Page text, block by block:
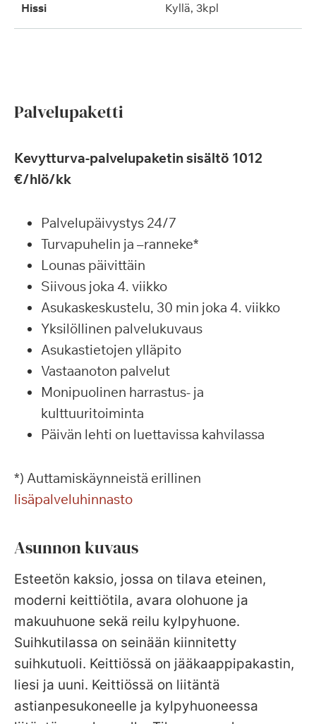
hissi kyllä, 3kpl
Palvelupaketti
Kevytturva-palvelupaketin sisältö 1012
€/hlö/kk
Palvelupäivystys 24/7
Turvapuhelin ja –ranneke*
Lounas päivittäin
Siivous joka 4. viikko
Asukaskeskustelu, 30 min joka 4. viikko
Yksilöllinen palvelukuvaus
Asukastietojen ylläpito
Vastaanoton palvelut
Monipuolinen harrastus- ja
kulttuuritoiminta
Päivän lehti on luettavissa kahvilassa
*) Auttamiskäynneistä erillinen
lisäpalveluhinnasto
Asunnon kuvaus
Esteetön kaksio, jossa on tilava eteinen,
moderni keittiötila, avara olohuone ja
makuuhuone sekä reilu kylpyhuone.
Suihkutilassa on seinään kiinnitetty
suihkutuoli. Keittiössä on jääkaappipakastin,
liesi ja uuni. Keittiössä on liitäntä
astianpesukoneelle ja kylpyhuoneessa